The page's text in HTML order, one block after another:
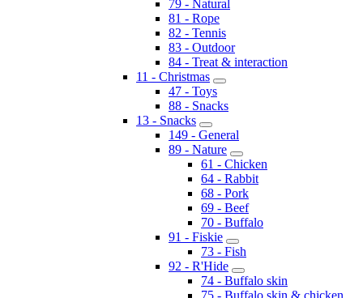
79 - Natural
81 - Rope
82 - Tennis
83 - Outdoor
84 - Treat & interaction
11 - Christmas
47 - Toys
88 - Snacks
13 - Snacks
149 - General
89 - Nature
61 - Chicken
64 - Rabbit
68 - Pork
69 - Beef
70 - Buffalo
91 - Fiskie
73 - Fish
92 - R'Hide
74 - Buffalo skin
75 - Buffalo skin & chicken